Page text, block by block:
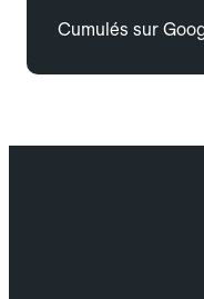
Cumulés sur